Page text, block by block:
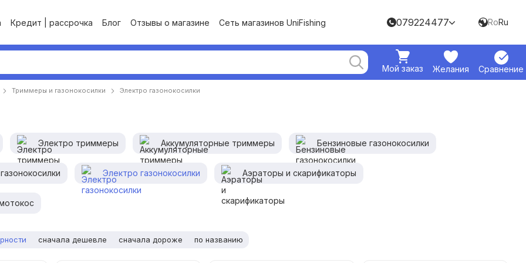
Кредит | рассрочка Блог Отзывы о магазине Сеть магазинов UniFishing 079224477 RoRu
Мой заказ Желания Сравнение
Триммеры и газонокосилки Электро газонокосилки
Электро триммеры Аккумуляторные триммеры Бензиновые газонокосилки
Электро газонокосилки Аэраторы и скарификаторы
сначала дешевле сначала дороже по названию